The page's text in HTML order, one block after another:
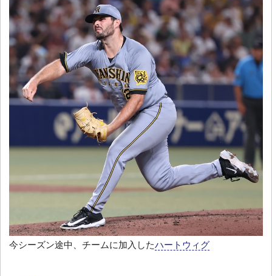
今シーズン途中、チームに加入したハートウィグ